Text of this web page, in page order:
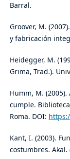
Barral.
Groover, M.
y fabricación
Heidegger, M.
Grima, Trad.).
Humm, M.
cumple.
Roma. DOI:
Kant, I. (2003).
costumbres.